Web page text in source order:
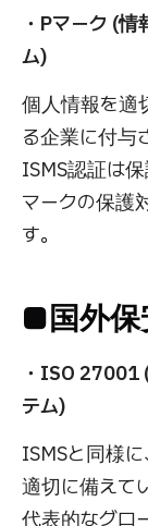
・Pマーク (
ム)
個人情報を適
る企業に付与
ISMS認証は
マークの保護
す。
■国外保
・ISO 27001
テム)
ISMSと同様
適切に備えて
代表的なグロ